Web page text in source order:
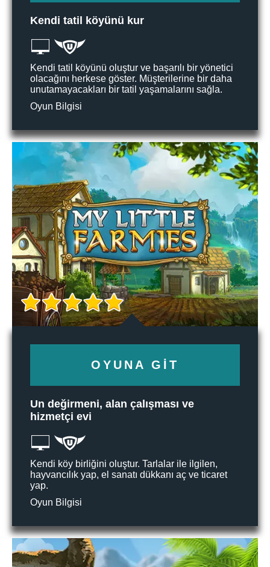
Kendi tatil köyünü kur
Kendi tatil köyünü oluştur ve başarılı bir yönetici
olacağını herkese göster. Müşterilerine bir daha
unutamayacakları bir tatil yaşamalarını sağla.
Oyun Bilgisi
OYUNA GIT
Un değirmeni, alan çalışması ve
hizmetçi evi
Kendi köy birliğini oluştur. Tarlalar ile ilgilen,
hayvancılık yap, el sanatı dükkanı aç ve ticaret
yap.
Oyun Bilgisi